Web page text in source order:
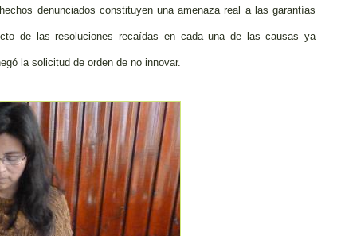
denunciados constituyen una amenaza real a las garantías
de las resoluciones recaídas en cada una de las causas ya
la solicitud de orden de no innovar.